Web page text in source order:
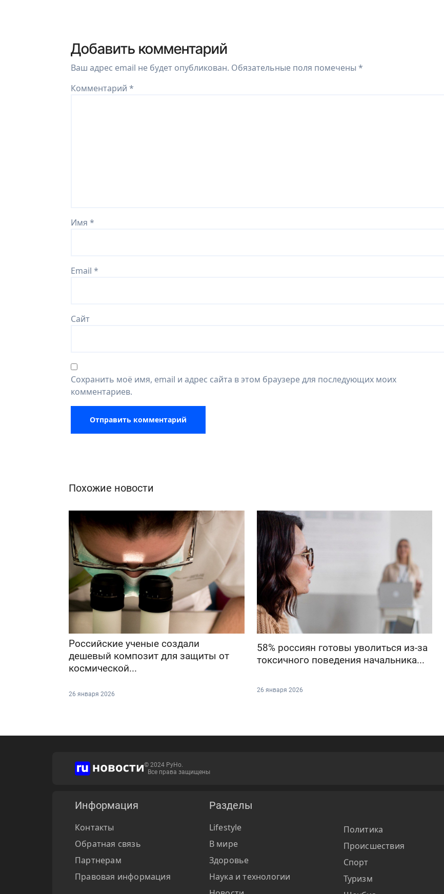
Добавить комментарий
Ваш адрес email не будет опубликован. Обязательные поля помечены *
Комментарий *
Имя *
Email *
Сайт
Сохранить моё имя, email и адрес сайта в этом браузере для последующих моих
комментариев.
Похожие новости
Российские ученые создали
дешевый композит для защиты от
космической...
26 января 2026
58% россиян готовы уволиться из-за
токсичного поведения начальника...
26 января 2026
© 2024 РуНо.
Все права защищены
Информация
Контакты
Обратная связь
Партнерам
Правовая информация
Разделы
Lifestyle
В мире
Здоровье
Наука и технологии
Политика
Происшествия
Спорт
Туризм